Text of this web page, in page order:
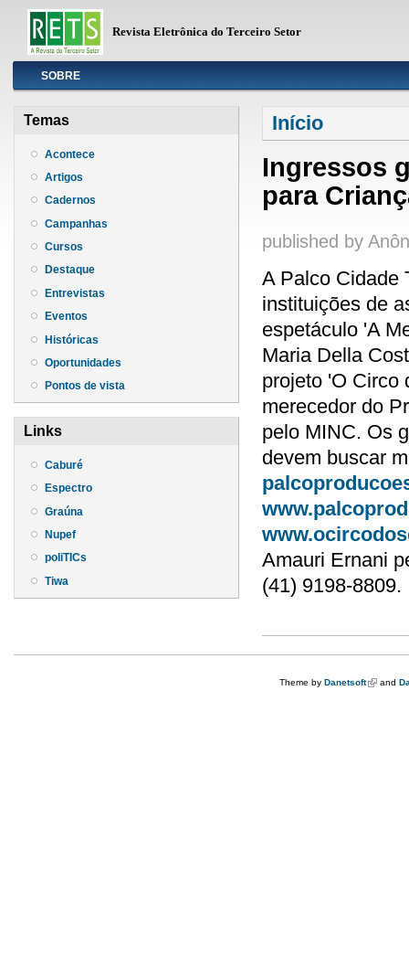
Revista Eletrônica do Terceiro Setor
InfoSOBRE
Temas
Acontece
Artigos
Cadernos
Campanhas
Cursos
Destaque
Entrevistas
Eventos
Históricas
Oportunidades
Pontos de vista
Links
Caburé
Espectro
Graúna
Nupef
poliTICs
Tiwa
Você está aqui
Início
Ingressos
para
published by
A Palco Cidade
instituições de
espetáculo 'A
Maria Della
projeto 'O Circo
merecedor do
pelo MINC. Os
devem buscar
Amauri Ernani
(41) 9198-8809.
Theme by Danetsoft(link is
and